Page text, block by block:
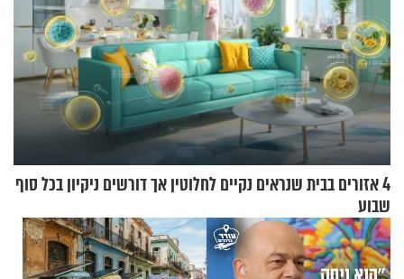
4 אזורים בבית שנראים נקיים לחלוטין אך דורשים ניקיון בכל סוף
שבוע